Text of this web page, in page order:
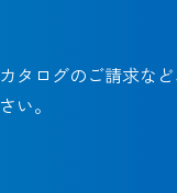
タログのご請求など
い。